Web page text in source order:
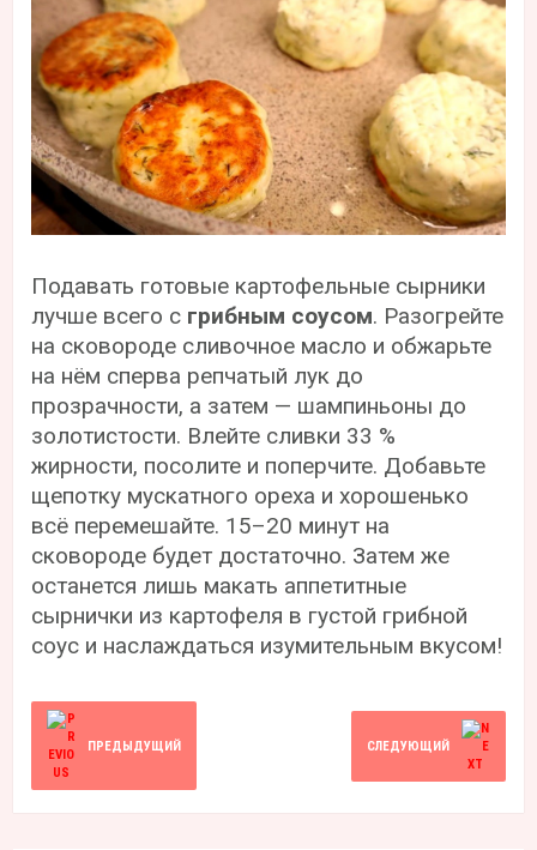
Подавать готовые картофельные сырники
лучше всего с грибным соусом. Разогрейте
на сковороде сливочное масло и обжарьте
на нём сперва репчатый лук до
прозрачности, а затем — шампиньоны до
золотистости. Влейте сливки 33 %
жирности, посолите и поперчите. Добавьте
щепотку мускатного ореха и хорошенько
всё перемешайте. 15–20 минут на
сковороде будет достаточно. Затем же
останется лишь макать аппетитные
сырнички из картофеля в густой грибной
соус и наслаждаться изумительным вкусом!
ПРЕДЫДУЩИЙ СЛЕДУЮЩИЙ